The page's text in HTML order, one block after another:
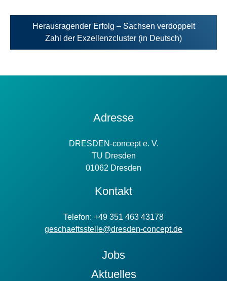
Tab
Herausragender Erfolg – Sachsen verdoppelt
Zahl der Exzellenzcluster (in Deutsch)Öffnet
in
Tab
Adresse
DRESDEN-concept e. V.
TU Dresden
01062 Dresden
Kontakt
Telefon: +49 351 463 43178
geschaeftsstelle@dresden-concept.de
Jobs
Aktuelles